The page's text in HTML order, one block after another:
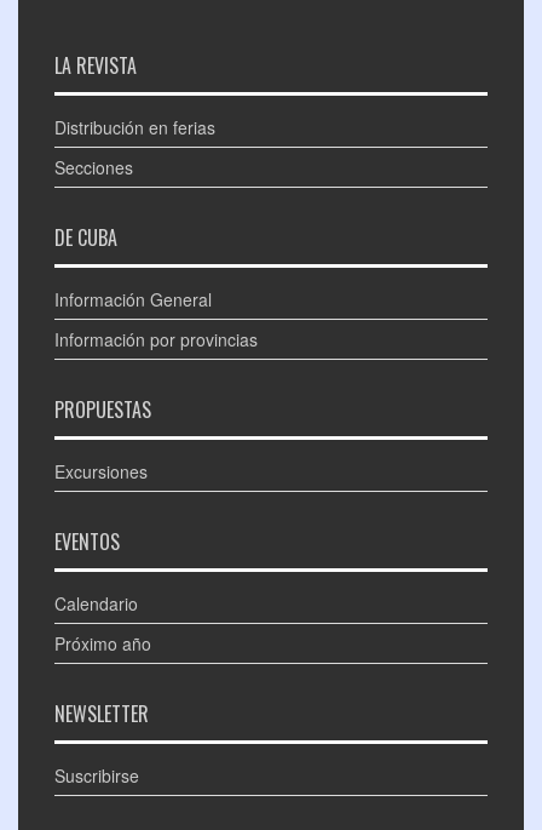
LA REVISTA
Distribución en ferias
Secciones
DE CUBA
Información General
Información por provincias
PROPUESTAS
Excursiones
EVENTOS
Calendario
Próximo año
NEWSLETTER
Suscribirse